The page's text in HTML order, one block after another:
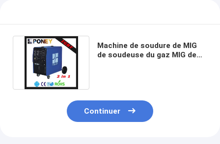
Machine de soudure de MIG
de soudeuse du gaz MIG de
Continuer